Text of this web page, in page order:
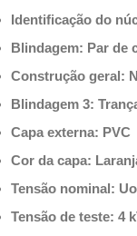
Identificação do
Blindagem: Par de
Construção geral:
Blindagem 3:
Capa externa: PVC
Cor da capa:
Tensão nominal:
Tensão de teste: 4